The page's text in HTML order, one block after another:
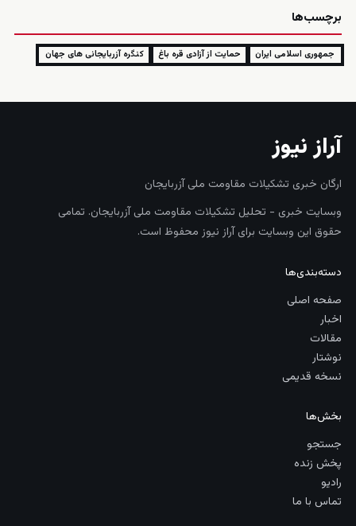
برچسب‌ها
جمهوری اسلامی ایران حمایت از آزادی قره باغ کنگره آزربایجانی های جهان
آراز نیوز
ارگان خبری تشکیلات مقاومت ملی آزربایجان
وبسایت خبری - تحلیل تشکیلات مقاومت ملی آزربایجان. تمامی
حقوق این وبسایت برای آراز نیوز محفوظ است.
دسته‌بندی‌ها
صفحه اصلی
اخبار
مقالات
نوشتار
نسخه قدیمی
بخش‌ها
جستجو
پخش زنده
رادیو
تماس با ما